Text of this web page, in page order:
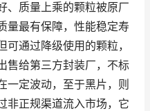
、质量上乘的颗粒被原厂
量最有保障，性能稳定寿
通过降级使用的颗粒，
售给第三方封装厂，不标
一定波动，至于黑片，则
非正规渠道流入市场，它